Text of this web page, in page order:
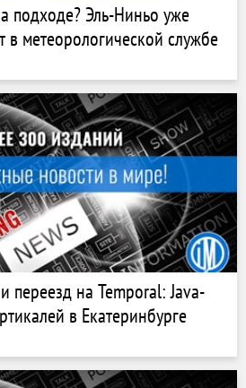
подходе? Эль-Ниньо уже
в метеорологической службе
переезд на Temporal: Java-
в Екатеринбурге